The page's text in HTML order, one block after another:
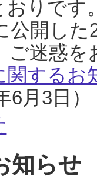
おりです
公開し
ご迷惑
関するお
月3日）
知らせ